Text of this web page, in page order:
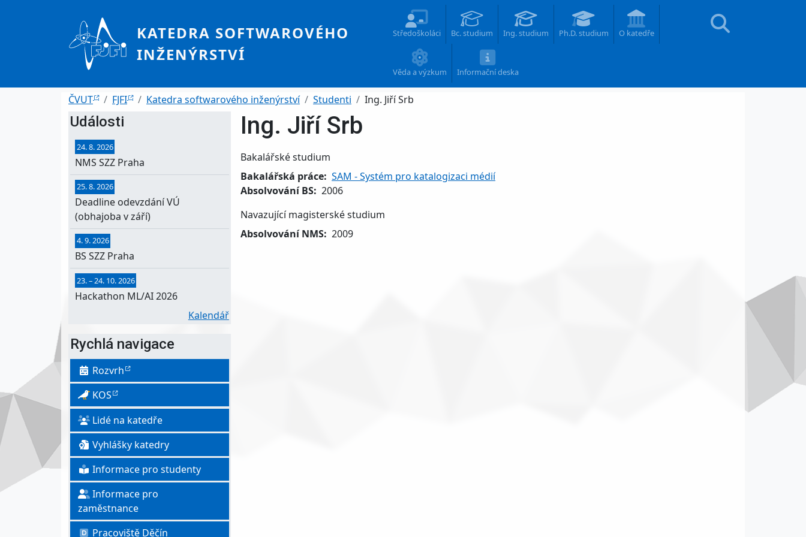
KATEDRA SOFTWAROVÉHO
INŽENÝRSTVÍ
Main navigation
Středoškoláci Bc. studium Ing. studium Ph.D. studium O katedře
Věda a výzkum Informační deska
Drobečková navigace
ČVUT FJFI Katedra softwarového inženýrství Studenti Ing. Jiří Srb
Události
NMS SZZ Praha
24. 8. 2026
Deadline odevzdání VÚ
(obhajoba v září)
25. 8. 2026
BS SZZ Praha
4. 9. 2026
Hackathon ML/AI 2026
23.–24. 10. 2026
Kalendář
Rychlá navigace
Rozvrh
KOS
Lidé na katedře
Vyhlášky katedry
Informace pro studenty
Informace pro
zaměstnance
Pracoviště Děčín
Ing. Jiří Srb
Bakalářské studium
Bakalářská práce SAM - Systém pro katalogizaci médií
Absolvování BS 2006
Navazující magisterské studium
Absolvování NMS 2009